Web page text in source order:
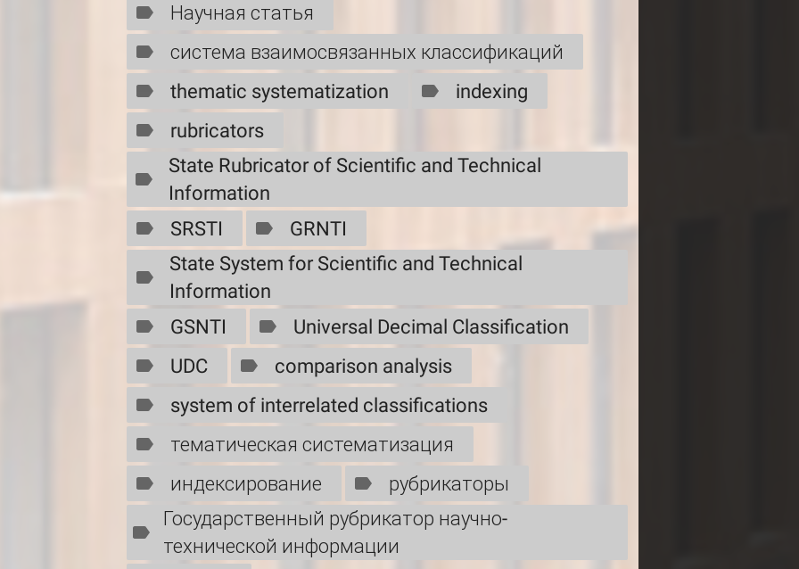
Научная статья
система взаимосвязанных классификаций
thematic systematization
indexing
rubricators
State Rubricator of Scientific and Technical
Information
SRSTI
GRNTI
State System for Scientific and Technical
Information
GSNTI
Universal Decimal Classification
UDC
comparison analysis
system of interrelated classifications
тематическая систематизация
индексирование
рубрикаторы
Государственный рубрикатор научно-
технической информации